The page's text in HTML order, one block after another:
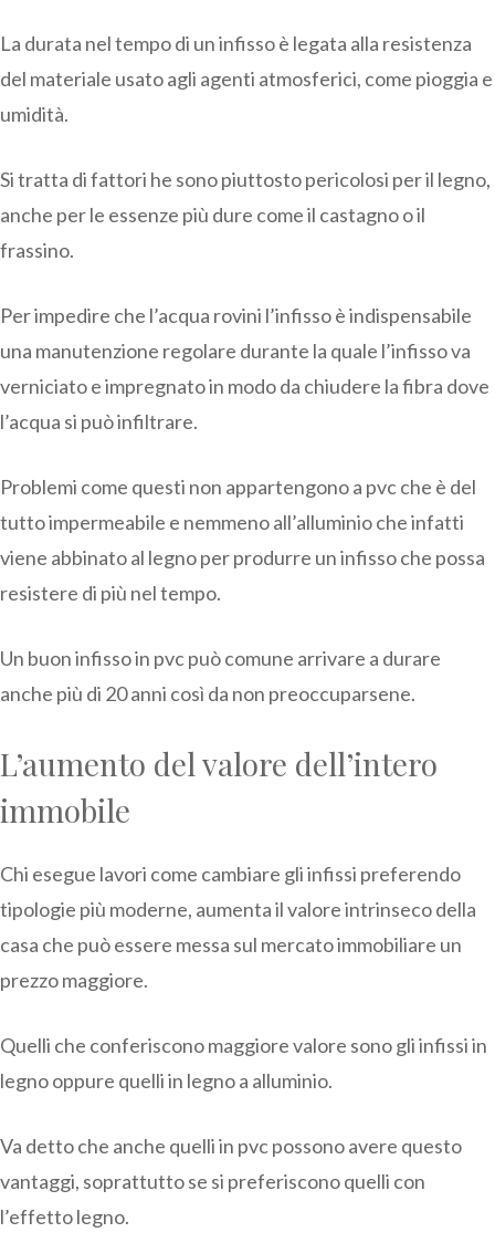
La durata nel tempo di un infisso è legata alla resistenza
del materiale usato agli agenti atmosferici, come pioggia e
umidità.
Si tratta di fattori he sono piuttosto pericolosi per il legno,
anche per le essenze più dure come il castagno o il
frassino.
Per impedire che l’acqua rovini l’infisso è indispensabile
una manutenzione regolare durante la quale l’infisso va
verniciato e impregnato in modo da chiudere la fibra dove
l’acqua si può infiltrare.
Problemi come questi non appartengono a pvc che è del
tutto impermeabile e nemmeno all’alluminio che infatti
viene abbinato al legno per produrre un infisso che possa
resistere di più nel tempo.
Un buon infisso in pvc può comune arrivare a durare
anche più di 20 anni così da non preoccuparsene.
L’aumento del valore dell’intero
immobile
Chi esegue lavori come cambiare gli infissi preferendo
tipologie più moderne, aumenta il valore intrinseco della
casa che può essere messa sul mercato immobiliare un
prezzo maggiore.
Quelli che conferiscono maggiore valore sono gli infissi in
legno oppure quelli in legno a alluminio.
Va detto che anche quelli in pvc possono avere questo
vantaggi, soprattutto se si preferiscono quelli con
l’effetto legno.